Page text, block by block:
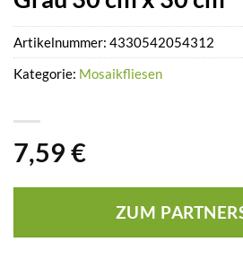
7,59 €
ZUM
Artikelnummer: 4330542054312
Kategorie: Mosaikfliesen